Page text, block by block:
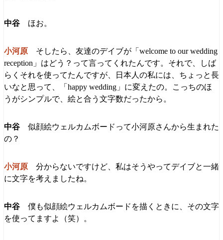
ほお。
そしたら、友達のデイブが「welcome to our wedding
reception」はどう？って言ってくれたんです。それで、しば
らくそれを使ってたんですが、日本人の私には、ちょっと長
いなと思って、「happy wedding」に変えたの。こっちのほ
うがシンプルで、絵と合う文字数だったから。
似顔絵ウェルカムボードって小河原さんから生まれた
の？
分からないですけど、私はそうやってデイブと一緒
に文字を考えましたね。
僕も似顔絵ウェルカムボードを描くときに、その文字
を使ってますよ（笑）。